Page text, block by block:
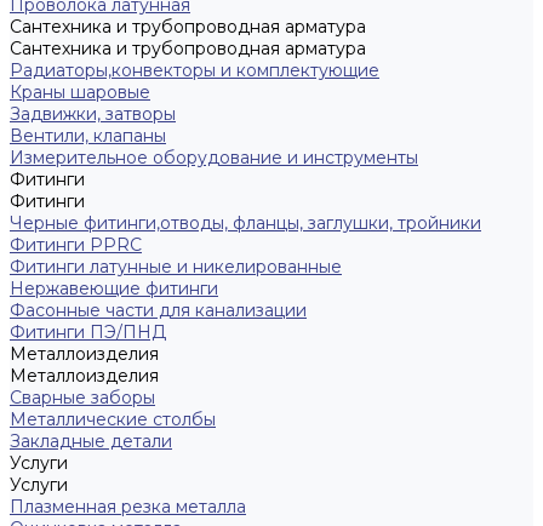
Проволока латунная
Сантехника и трубопроводная арматура
Сантехника и трубопроводная арматура
Радиаторы,конвекторы и комплектующие
Краны шаровые
Задвижки, затворы
Вентили, клапаны
Измерительное оборудование и инструменты
Фитинги
Фитинги
Черные фитинги,отводы, фланцы, заглушки, тройники
Фитинги PPRC
Фитинги латунные и никелированные
Нержавеющие фитинги
Фасонные части для канализации
Фитинги ПЭ/ПНД
Металлоизделия
Металлоизделия
Сварные заборы
Металлические столбы
Закладные детали
Услуги
Услуги
Плазменная резка металла